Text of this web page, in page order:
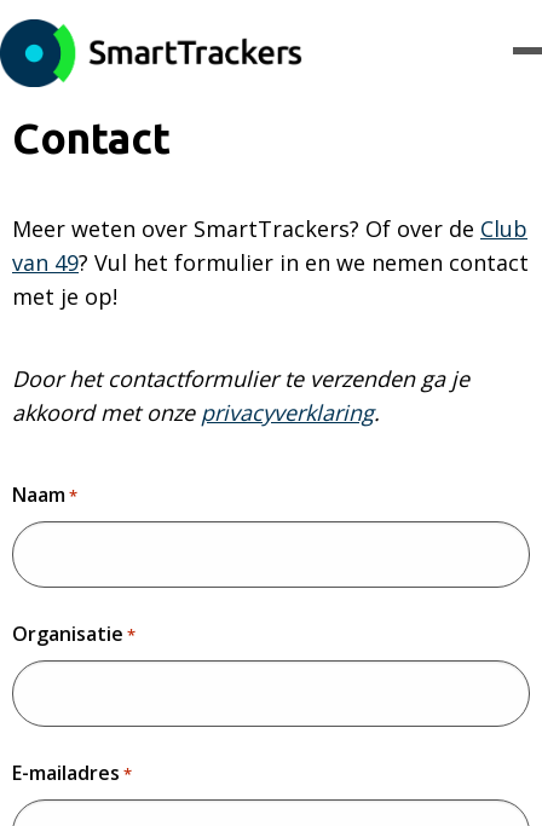
Contact
Meer weten over SmartTrackers? Of over de Club
van 49? Vul het formulier in en we nemen contact
met je op!
Door het contactformulier te verzenden ga je
akkoord met onze privacyverklaring.
Naam*
Organisatie *
E-mailadres *